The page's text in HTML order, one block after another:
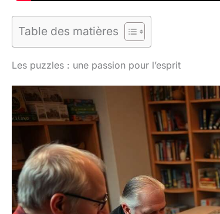
Table des matières
Les puzzles : une passion pour l’esprit